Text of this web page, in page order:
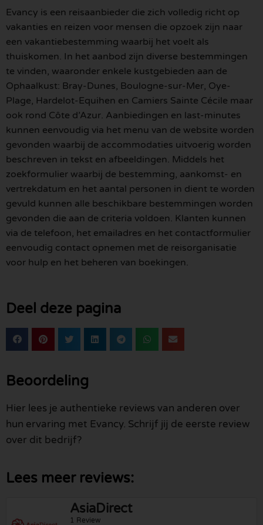
Evancy is een reisaanbieder die zich volledig richt op
vakanties en reizen voor mensen die opzoek zijn naar
een vakantiebestemming waarbij het voelt als
thuiskomen. In het aanbod zijn diverse bestemmingen
te vinden, waaronder enkele kustgebieden aan de
Ophaalkust: Bray-Dunes, Boulogne-sur-Mer, Oye-
Plage, Hardelot-Equihen en Camiers Sainte Cécile maar
ook rond Côte d’Azur. Aanbiedingen en last-minutes
kunnen eenvoudig via het menu van de website worden
gevonden waarbij de accommodaties uitvoerig worden
beschreven in tekst en afbeeldingen. Middels het
zoekformulier waarbij de bestemming, aankomst- en
vertrekdatum en het aantal personen in dient te worden
gevuld kunnen alle beschikbare bestemmingen worden
gevonden die aan de criteria voldoen. Klanten kunnen
via de telefoon, het emailadres en het contactformulier
eenvoudig contact opnemen met de reisorganisatie
voor hulp en het beheren van boekingen.
Deel deze pagina
Beoordeling
Hier lees je authentieke reviews van anderen over
hun ervaring met Evancy. Schrijf jij de eerste review
over dit bedrijf?
Lees meer reviews:
AsiaDirect
1 Review